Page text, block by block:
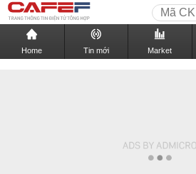
Home Tin mới Market